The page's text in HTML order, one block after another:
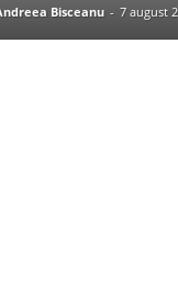
Bisceanu - 7 august